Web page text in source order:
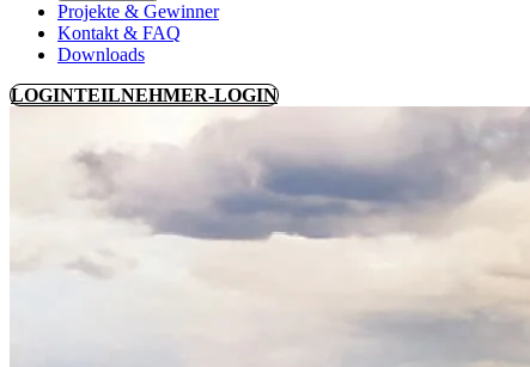
Projekte & Gewinner
Kontakt & FAQ
Downloads
LOGINTEILNEHMER-LOGIN